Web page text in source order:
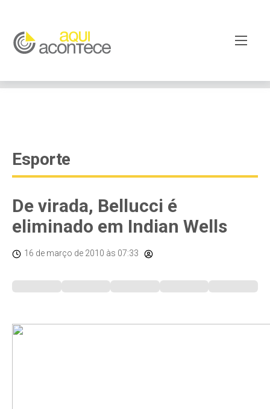
googleb82de9a22cec23e8.html
Esporte
De virada, Bellucci é
eliminado em Indian Wells
16 de março de 2010 às 07:33